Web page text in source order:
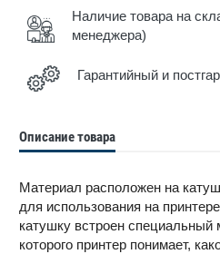
Наличие товара на
менеджера)
Гарантийный и
Описание товара
Материал расположен на
для использования на
катушку встроен
которого принтер понимает,